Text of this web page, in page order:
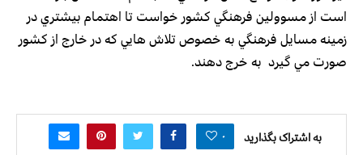
است از مسوولين فرهنگي كشور خواست تا اهتمام بيشتري در
زمينه مسايل فرهنگي به خصوص تلاش هايي كه در خارج از كشور
صورت مي گيرد به خرج دهند.
به اشتراک بگذارید ۰